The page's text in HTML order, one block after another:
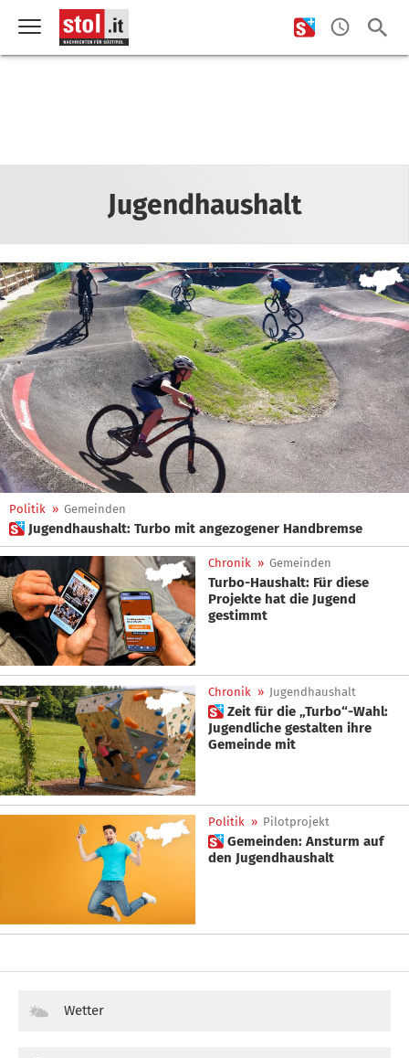
Jugendhaushalt
Politik » Gemeinden
 Jugendhaushalt: Turbo mit angezogener Handbremse
Chronik » Gemeinden
Turbo-Haushalt: Für diese
Projekte hat die Jugend
gestimmt
Chronik » Jugendhaushalt
 Zeit für die „Turbo“-Wahl:
Jugendliche gestalten ihre
Gemeinde mit
Politik » Pilotprojekt
 Gemeinden: Ansturm auf
den Jugendhaushalt
Wetter